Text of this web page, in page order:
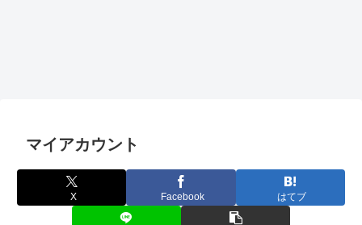
マイアカウント
X Facebook はてブ